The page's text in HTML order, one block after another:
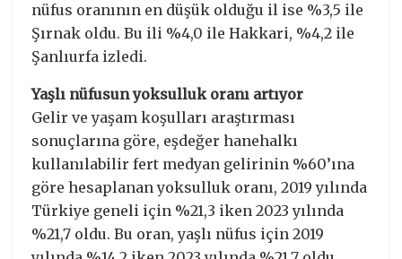
nüfus oranının en düşük olduğu il ise %3,5 ile
Şırnak oldu. Bu ili %4,0 ile Hakkari, %4,2 ile
Şanlıurfa izledi.
Yaşlı nüfusun yoksulluk oranı artıyor
Gelir ve yaşam koşulları araştırması
sonuçlarına göre, eşdeğer hanehalkı
kullanılabilir fert medyan gelirinin %60’ına
göre hesaplanan yoksulluk oranı, 2019 yılında
Türkiye geneli için %21,3 iken 2023 yılında
%21,7 oldu. Bu oran, yaşlı nüfus için 2019